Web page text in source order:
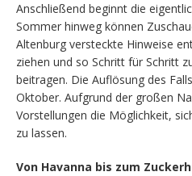
Anschließend beginnt die
Sommer hinweg können
Altenburg versteckte Hinweise
ziehen und so Schritt für Schritt
beitragen. Die Auflösung des
Oktober. Aufgrund der großen
Vorstellungen die Möglichkeit,
zu lassen.
Von Havanna bis zum